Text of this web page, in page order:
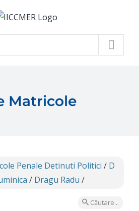
Matricole
Penale Detinuti Politici / D
/ Dragu Radu /
Căutare...